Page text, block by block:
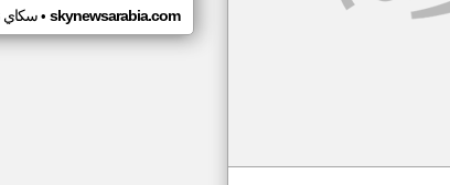
سكاي• skynewsarabia.com